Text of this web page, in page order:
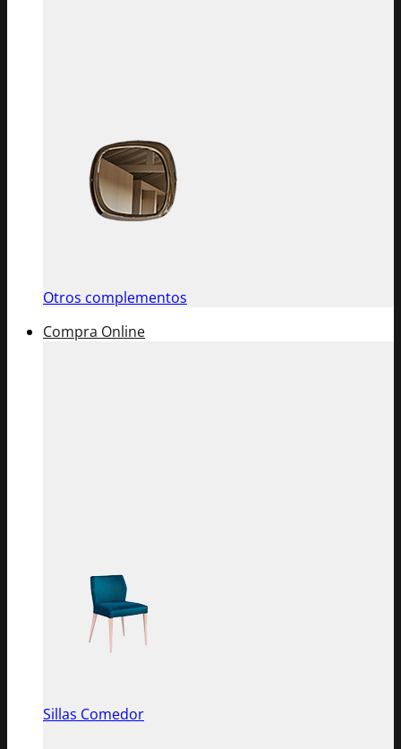
Otros complementos
Compra Online
Sillas Comedor